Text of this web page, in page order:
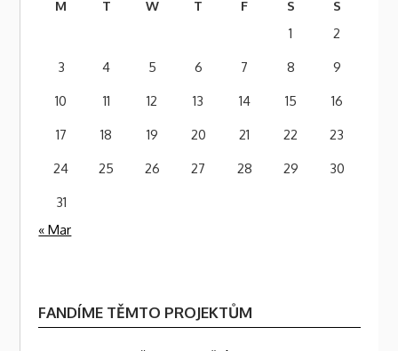
M T W T F S
S
1
2
3
4 5 6 7 8
9
10
11 12 13 14 15
16
17
18 19 20 21 22
23
24
25 26 27 28 29
30
31
« Mar
FANDÍME TĚMTO PROJEKTŮM